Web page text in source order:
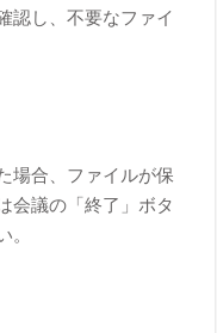
認し、不要なファイ
場合、ファイルが保
会議の「終了」ボタ